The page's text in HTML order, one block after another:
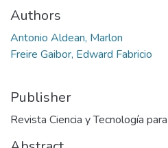
Authors
Antonio Aldean, Marlon
Freire Gaibor, Edward Fabricio
Publisher
Revista Ciencia y Tecnología